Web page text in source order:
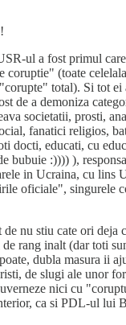
ul a fost primul
coruptie" (toate
total). Si tot ei
de a demoniza
societatii, prosti,
fanatici religios,
docti, educati, cu
bubuie :)))) ),
in Ucraina, cu lins
oficiale", singurele
de nu stiu cate ori deja
rang inalt (dar toti
dubla masura ii
de slugi ale unor
nici cu
ca si PDL-ul lui